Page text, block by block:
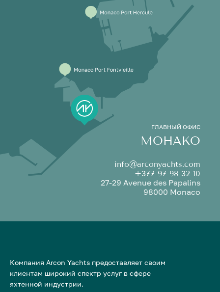
ГЛАВНЫЙ ОФИС
МОНАКО
info@arconyachts.com
+377 97 98 32 10
27-29 Avenue des Papalins
98000 Monaco
Компания Arcon Yachts предоставляет своим
клиентам широкий спектр услуг в сфере
яхтенной индустрии.